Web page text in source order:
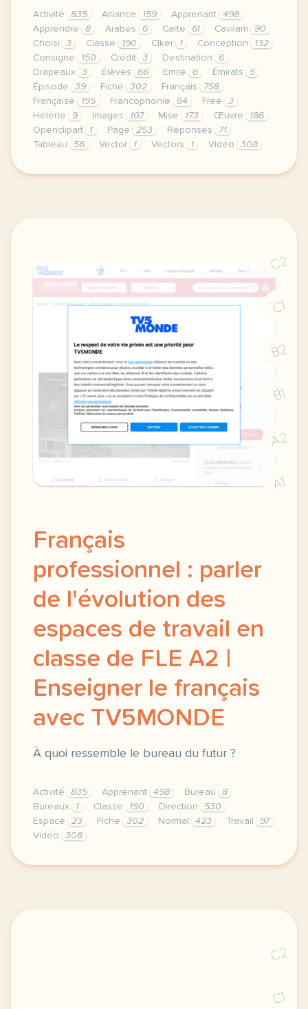
Activité 835 Alliance 159 Apprenant
498
Apprendre
8 Arabes 6 Carte 61 Cavilam
90
Choisi
3 Classe 190 Clker 1 Conception
132
Consigne
150 Crédit 3 Destination
6
Drapeaux
3 Élèves 66 Emile 6 Émirats
5
Épisode
39 Fiche 302 Français
758
Française
195 Francophonie 64 Free
3
Hélène
9 Images 107 Mise 173 Œuvre
186
Openclipart
1 Page 253 Réponses
71
Tableau
56 Vector 1 Vectors 1 Vidéo 308
le respect de votre vie privee est une priorite
C2
C1
B2
B1
A2
A1
Français
professionnel : parler
de l'évolution des
espaces de travail en
classe de FLE A2 |
Enseigner le français
avec TV5MONDE
À quoi ressemble le bureau du futur ?
Activité 835 Apprenant 498 Bureau
8
Bureaux
1 Classe 190 Direction
530
Espace
23 Fiche 302 Normal 423 Travail
97
Vidéo
308
didomi host didomi components button cursor
C2
C1